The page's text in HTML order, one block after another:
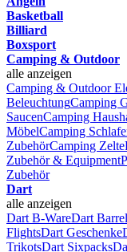
Basketball
Billiard
Boxsport
Camping & Outdoor
alle anzeigen
Camping & Outdoor
BeleuchtungCamping
SaucenCamping
MöbelCamping
ZubehörCamping Zelte
Zubehör & Equipment
Zubehör
Dart
alle anzeigen
Dart B-WareDart
FlightsDart Geschenke
TrikotsDart Sixpacks